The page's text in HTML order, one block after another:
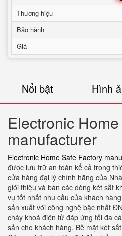
Thương hiệu
Bảo hành
Giá
Nổi bật Hình
Electronic
manufacturer
Electronic Home Safe Factory
được lưu trữ an toàn kể cả trong
cửa hàng đại lý chính hãng của
giới thiệu và bán các dòng két sắt
vụ tốt nhất nhu cầu của khách
sản xuất với công nghệ bậc nhất
cháy khoá điện tử đáp ứng tối đa
sản cho khách hàng. Bề mặt két